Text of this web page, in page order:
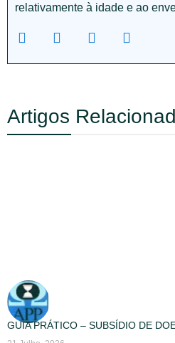
relativamente à idade e ao
Artigos
GUIA PRÁTICO – SUBSÍDIO DE